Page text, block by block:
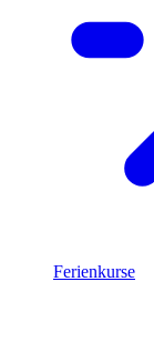
Ferienkurse